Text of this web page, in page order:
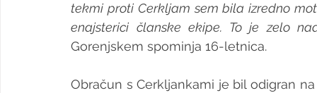
tekmi proti Cerkljam sem bila izredno
enajsterici članske ekipe. To je zelo
Gorenjskem spominja 16-letnica.
Obračun s Cerkljankami je bil odigran